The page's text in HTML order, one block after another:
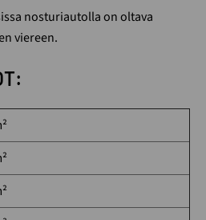
nosturiautolla on oltava
viereen.